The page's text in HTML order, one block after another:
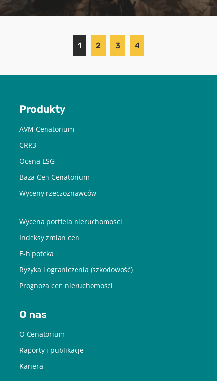
1 2 3 4
Produkty
AVM Cenatorium
CRR3
Ocena ESG
Baza Cen Cenatorium
Wyceny rzeczoznawców
Wycena portfela nieruchomości
Indeksy zmian cen
E-hipoteka
Ryzyka i ograniczenia (szkodowość)
Prognoza cen nieruchomości
O nas
O Cenatorium
Raporty i publikacje
Kariera